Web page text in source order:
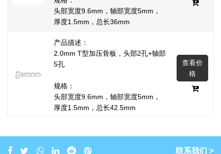
头部宽度9.6mm，轴部宽度5mm，
厚度1.5mm，总长36mm
产品描述：
2.0mm T型加压骨板，头部2孔+轴部
5孔
规格：
头部宽度9.6mm，轴部宽度5mm，
厚度1.5mm，总长42.5mm
查看价
格
8孔
查看价
联系我们 >